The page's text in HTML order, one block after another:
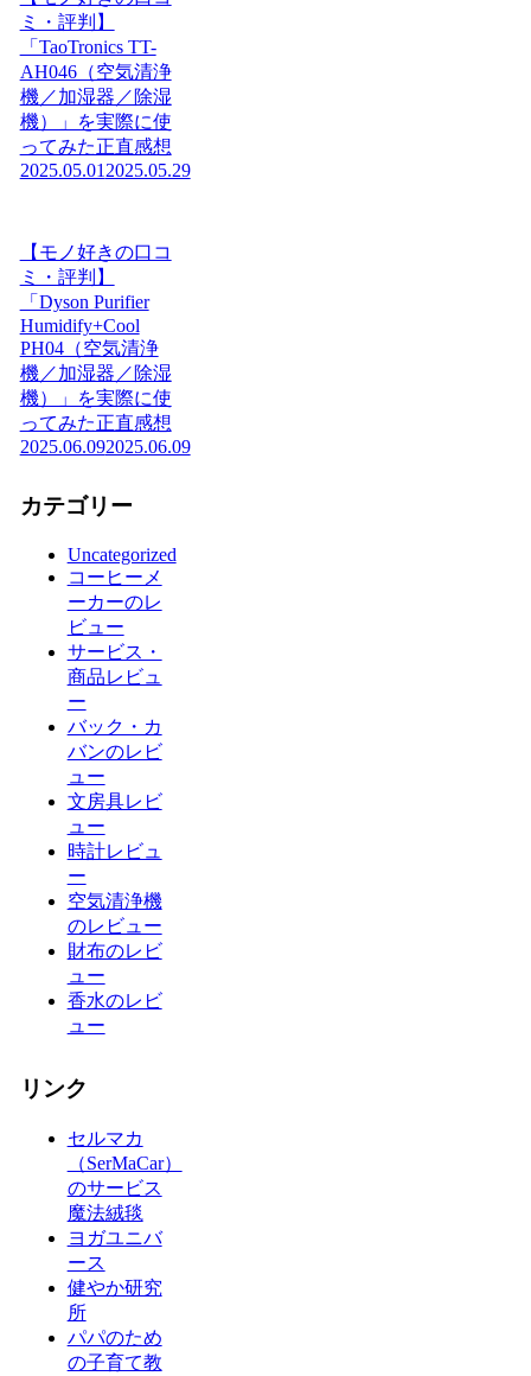
ミ・評判】
「TaoTronics TT-
AH046（空気清浄
機／加湿器／除湿
機）」を実際に使
ってみた正直感想
2025.05.01 2025.05.29
【モノ好きの口コ
ミ・評判】
「Dyson Purifier
Humidify+Cool
PH04（空気清浄
機／加湿器／除湿
機）」を実際に使
ってみた正直感想
2025.06.092025.06.09
カテゴリー
Uncategorized
コーヒーメ
ーカーのレ
ビュー
サービス・
商品レビュ
ー
バック・カ
バンのレビ
ュー
文房具レビ
ュー
時計レビュ
ー
空気清浄機
のレビュー
財布のレビ
ュー
香水のレビ
ュー
リンク
セルマカ
（SerMaCar）
のサービス
魔法絨毯
ヨガユニバ
ース
健やか研究
所
パパのため
の子育て教